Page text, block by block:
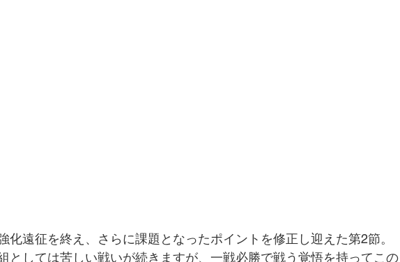
化遠征を終え、さらに課題となったポイントを修正し迎えた第2節。
としては苦しい戦いが続きますが、一戦必勝で戦う覚悟を持ってこ